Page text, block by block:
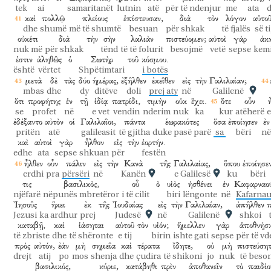
tek ai samaritanët lutnin atë për të ndenjur me ata
καὶ
dhe
πολλῷ
shumë
πλείους
më të shumtë
ἐπίστευσαν,
besuan
διὰ
për shkak
τὸν λόγον
të fjalës së
οὐκέτι
nuk më
διὰ
për shkak
τὴν σὴν
tënd
λαλιὰν
të të folurit
πιστεύομεν;
besojmë
αὐτοὶ
vetë
γὰρ
sepse
ἐστιν
është
ἀληθῶς
vërtet
ὁ Σωτὴρ
Shpëtimtari
τοῦ κόσμου.
i botës
μετὰ
mbas
δὲ
dhe
τὰς δύο
dy
ἡμέρας,
ditëve
ἐξῆλθεν
doli
ἐκεῖθεν
prej aty
εἰς
në
τὴν Γαλιλαίαν;
Galilenë
ὅτι
se
προφήτης
profet
ἐν
në
τῇ ἰδίᾳ
e vet
πατρίδι,
vendin
τιμὴν
nderim
οὐκ
nuk
ἔχει.
ka
ὅτε
kur
οὖν
atëherë
ἐδέξαντο
pritën
αὐτὸν
atë
οἱ Γαλιλαῖοι,
galileasit
πάντα
të gjitha
ἑωρακότες
duke pasë parë
ὅσα
sa
ἐποίησεν
bëri
ἐν
në
καὶ
edhe
αὐτοὶ
ata
γὰρ
sepse
ἦλθον
shkuan
εἰς
për
τὴν ἑορτήν.
festën
ἦλθεν
erdhi
οὖν
pra
πάλιν
përsëri
εἰς
në
τὴν Κανὰ
Kanën
τῆς Γαλιλαίας,
e Galilesë
ὅπου
ku bëri
τις
njëfarë
βασιλικὸς,
nëpunës mbretëror
οὗ
i të cilit
ὁ υἱὸς
biri
ἠσθένει
lëngonte
ἐν
në
Ἰησοῦς
Jezusi
ἥκει
ka ardhur
ἐκ
prej
τῆς Ἰουδαίας
Judesë
εἰς
në
τὴν Γαλιλαίαν,
Galilenë
ἀπῆλθεν
shkoi
καταβῇ,
të zbriste
καὶ
dhe
ἰάσηται
të shëronte
αὐτοῦ
e tij
τὸν υἱόν;
birin
ἤμελλεν
ishte gati
γὰρ
sepse për të
πρὸς
drejt
αὐτόν,
atij
ἐὰν
po
μὴ
mos
σημεῖα
shenja
καὶ
dhe
τέρατα
çudira
ἴδητε,
të shikoni
οὐ
jo
μὴ
nuk të
βασιλικός,
κύριε, κατάβηθι πρὶν ἀποθανεῖν τὸ